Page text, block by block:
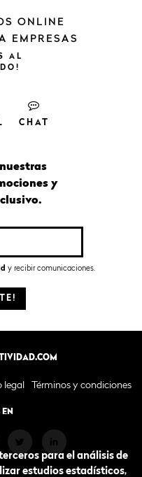
ONLINE
EMPRESAS
y
y recibir comunicaciones.
AL
CHAT
legal Términos y condiciones
EN
para el análisis de
estudios estadísticos,